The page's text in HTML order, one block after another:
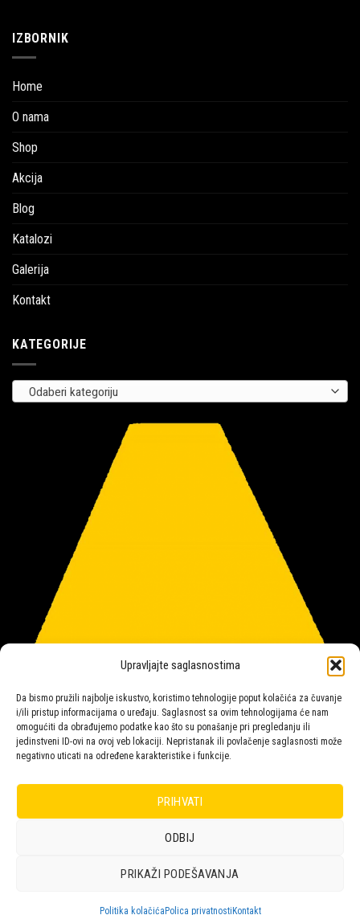
Upravljajte saglasnostima
Da bismo pružili najbolje iskustvo, koristimo tehnologije poput kolačića za čuvanje
i/ili pristup informacijama o uređaju. Saglasnost sa ovim tehnologijama će nam
omogućiti da obrađujemo podatke kao što su ponašanje pri pregledanju ili
jedinstveni ID-ovi na ovoj veb lokaciji. Nepristanak ili povlačenje saglasnosti može
negativno uticati na određene karakteristike i funkcije.
PRIHVATI
ODBIJ
PRIKAŽI PODEŠAVANJA
Politika kolačića Polica privatnosti Kontakt
IZBORNIK
Home
O nama
Shop
Akcija
Blog
Katalozi
Galerija
Kontakt
KATEGORIJE
Odaberi kategoriju